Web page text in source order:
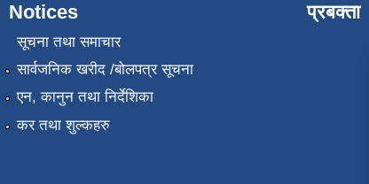
Notices
सूचना तथा समाचार
सार्वजनिक खरीद /बोलपत्र सूचना
एन, कानुन तथा निर्देशिका
कर तथा शुल्कहरु
प्रबक्ता